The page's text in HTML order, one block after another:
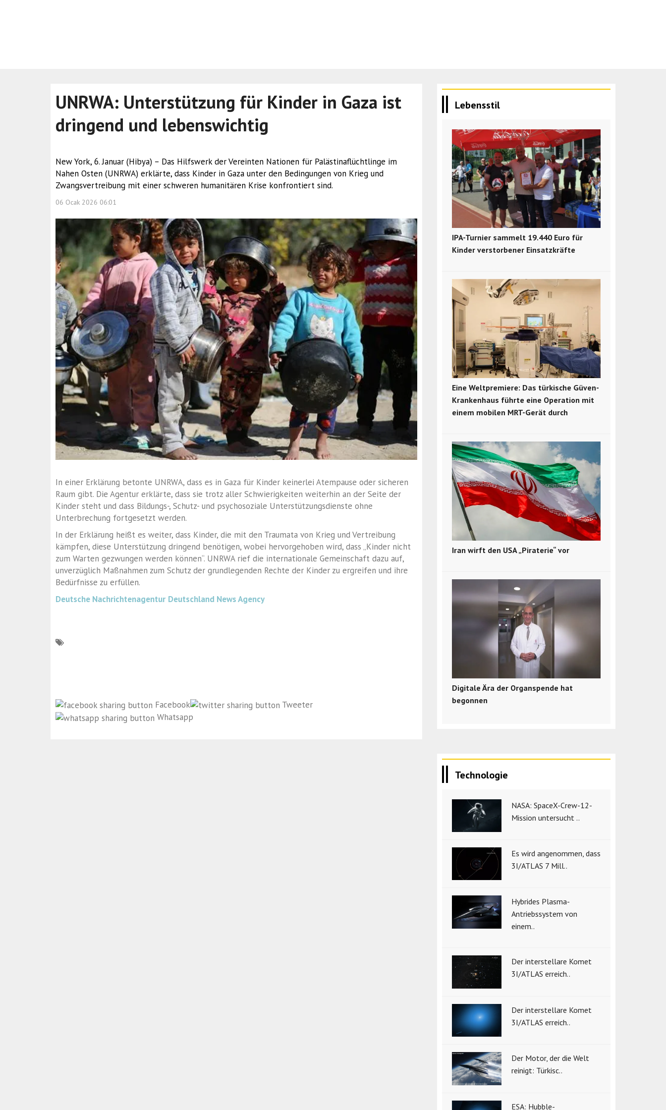
UNRWA: Unterstützung für Kinder in Gaza ist
dringend und lebenswichtig
New York, 6. Januar (Hibya) – Das Hilfswerk der Vereinten Nationen für Palästinaflüchtlinge im
Nahen Osten (UNRWA) erklärte, dass Kinder in Gaza unter den Bedingungen von Krieg und
Zwangsvertreibung mit einer schweren humanitären Krise konfrontiert sind.
06 Ocak 2026 06:01
In einer Erklärung betonte UNRWA, dass es in Gaza für Kinder keinerlei Atempause oder sicheren
Raum gibt. Die Agentur erklärte, dass sie trotz aller Schwierigkeiten weiterhin an der Seite der
Kinder steht und dass Bildungs-, Schutz- und psychosoziale Unterstützungsdienste ohne
Unterbrechung fortgesetzt werden.
In der Erklärung heißt es weiter, dass Kinder, die mit den Traumata von Krieg und Vertreibung
kämpfen, diese Unterstützung dringend benötigen, wobei hervorgehoben wird, dass „Kinder nicht
zum Warten gezwungen werden können“. UNRWA rief die internationale Gemeinschaft dazu auf,
unverzüglich Maßnahmen zum Schutz der grundlegenden Rechte der Kinder zu ergreifen und ihre
Bedürfnisse zu erfüllen.
Deutsche Nachrichtenagentur Deutschland News Agency
Facebook
Tweeter
Whatsapp
Lebensstil
IPA-Turnier sammelt 19.440 Euro für
Kinder verstorbener Einsatzkräfte
Eine Weltpremiere: Das türkische Güven-
Krankenhaus führte eine Operation mit
einem mobilen MRT-Gerät durch
Iran wirft den USA „Piraterie“ vor
Digitale Ära der Organspende hat
begonnen
Technologie
NASA: SpaceX-Crew-12-
Mission untersucht ..
Es wird angenommen, dass
3I/ATLAS 7 Mill..
Hybrides Plasma-
Antriebssystem von
einem..
Der interstellare Komet
3I/ATLAS erreich..
Der interstellare Komet
3I/ATLAS erreich..
Der Motor, der die Welt
reinigt: Türkisc..
ESA: Hubble-